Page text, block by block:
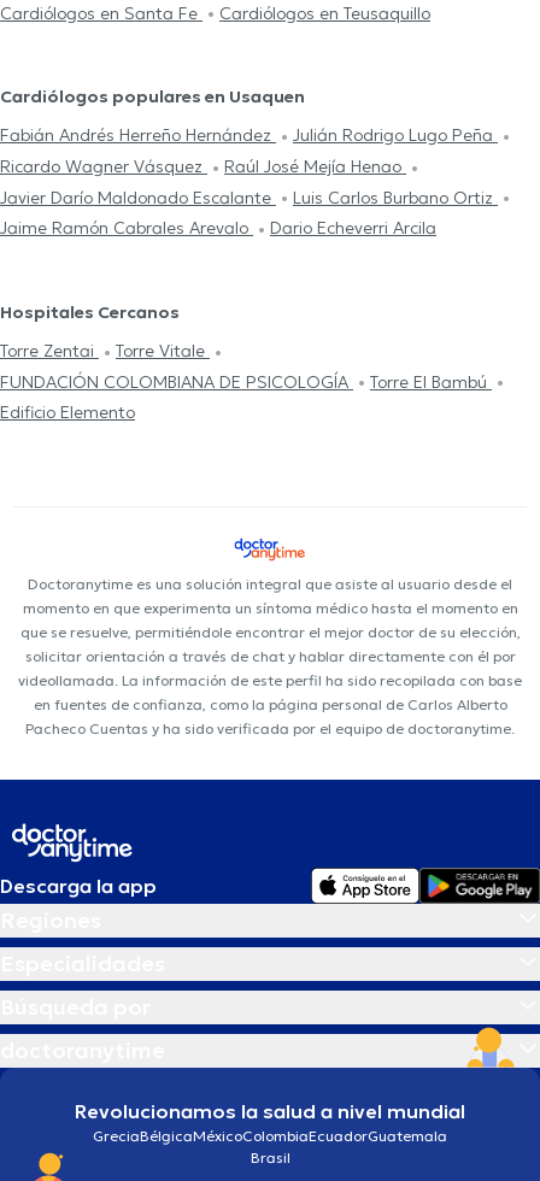
Cardiólogos en Santa Fe
Cardiólogos en Teusaquillo
Cardiólogos populares en Usaquen
Fabián Andrés Herreño Hernández
Julián Rodrigo Lugo Peña
Ricardo Wagner Vásquez
Raúl José Mejía Henao
Javier Darío Maldonado Escalante
Luis Carlos Burbano Ortiz
Jaime Ramón Cabrales Arevalo
Dario Echeverri Arcila
Hospitales Cercanos
Torre Zentai
Torre Vitale
FUNDACIÓN COLOMBIANA DE PSICOLOGÍA
Torre El Bambú
Edificio Elemento
Doctoranytime es una solución integral que asiste al usuario desde el
momento en que experimenta un síntoma médico hasta el momento en
que se resuelve, permitiéndole encontrar el mejor doctor de su elección,
solicitar orientación a través de chat y hablar directamente con él por
videollamada. La información de este perfil ha sido recopilada con base
en fuentes de confianza, como la página personal de Carlos Alberto
Pacheco Cuentas y ha sido verificada por el equipo de doctoranytime.
Descarga la app
Revolucionamos la salud a nivel mundial
GreciaBélgicaMéxicoColombiaEcuadorGuatemala
Brasil